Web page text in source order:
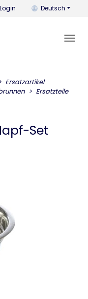
Mit diesem
Deutsch
Ersatzartikel
Ersatzteile
Set